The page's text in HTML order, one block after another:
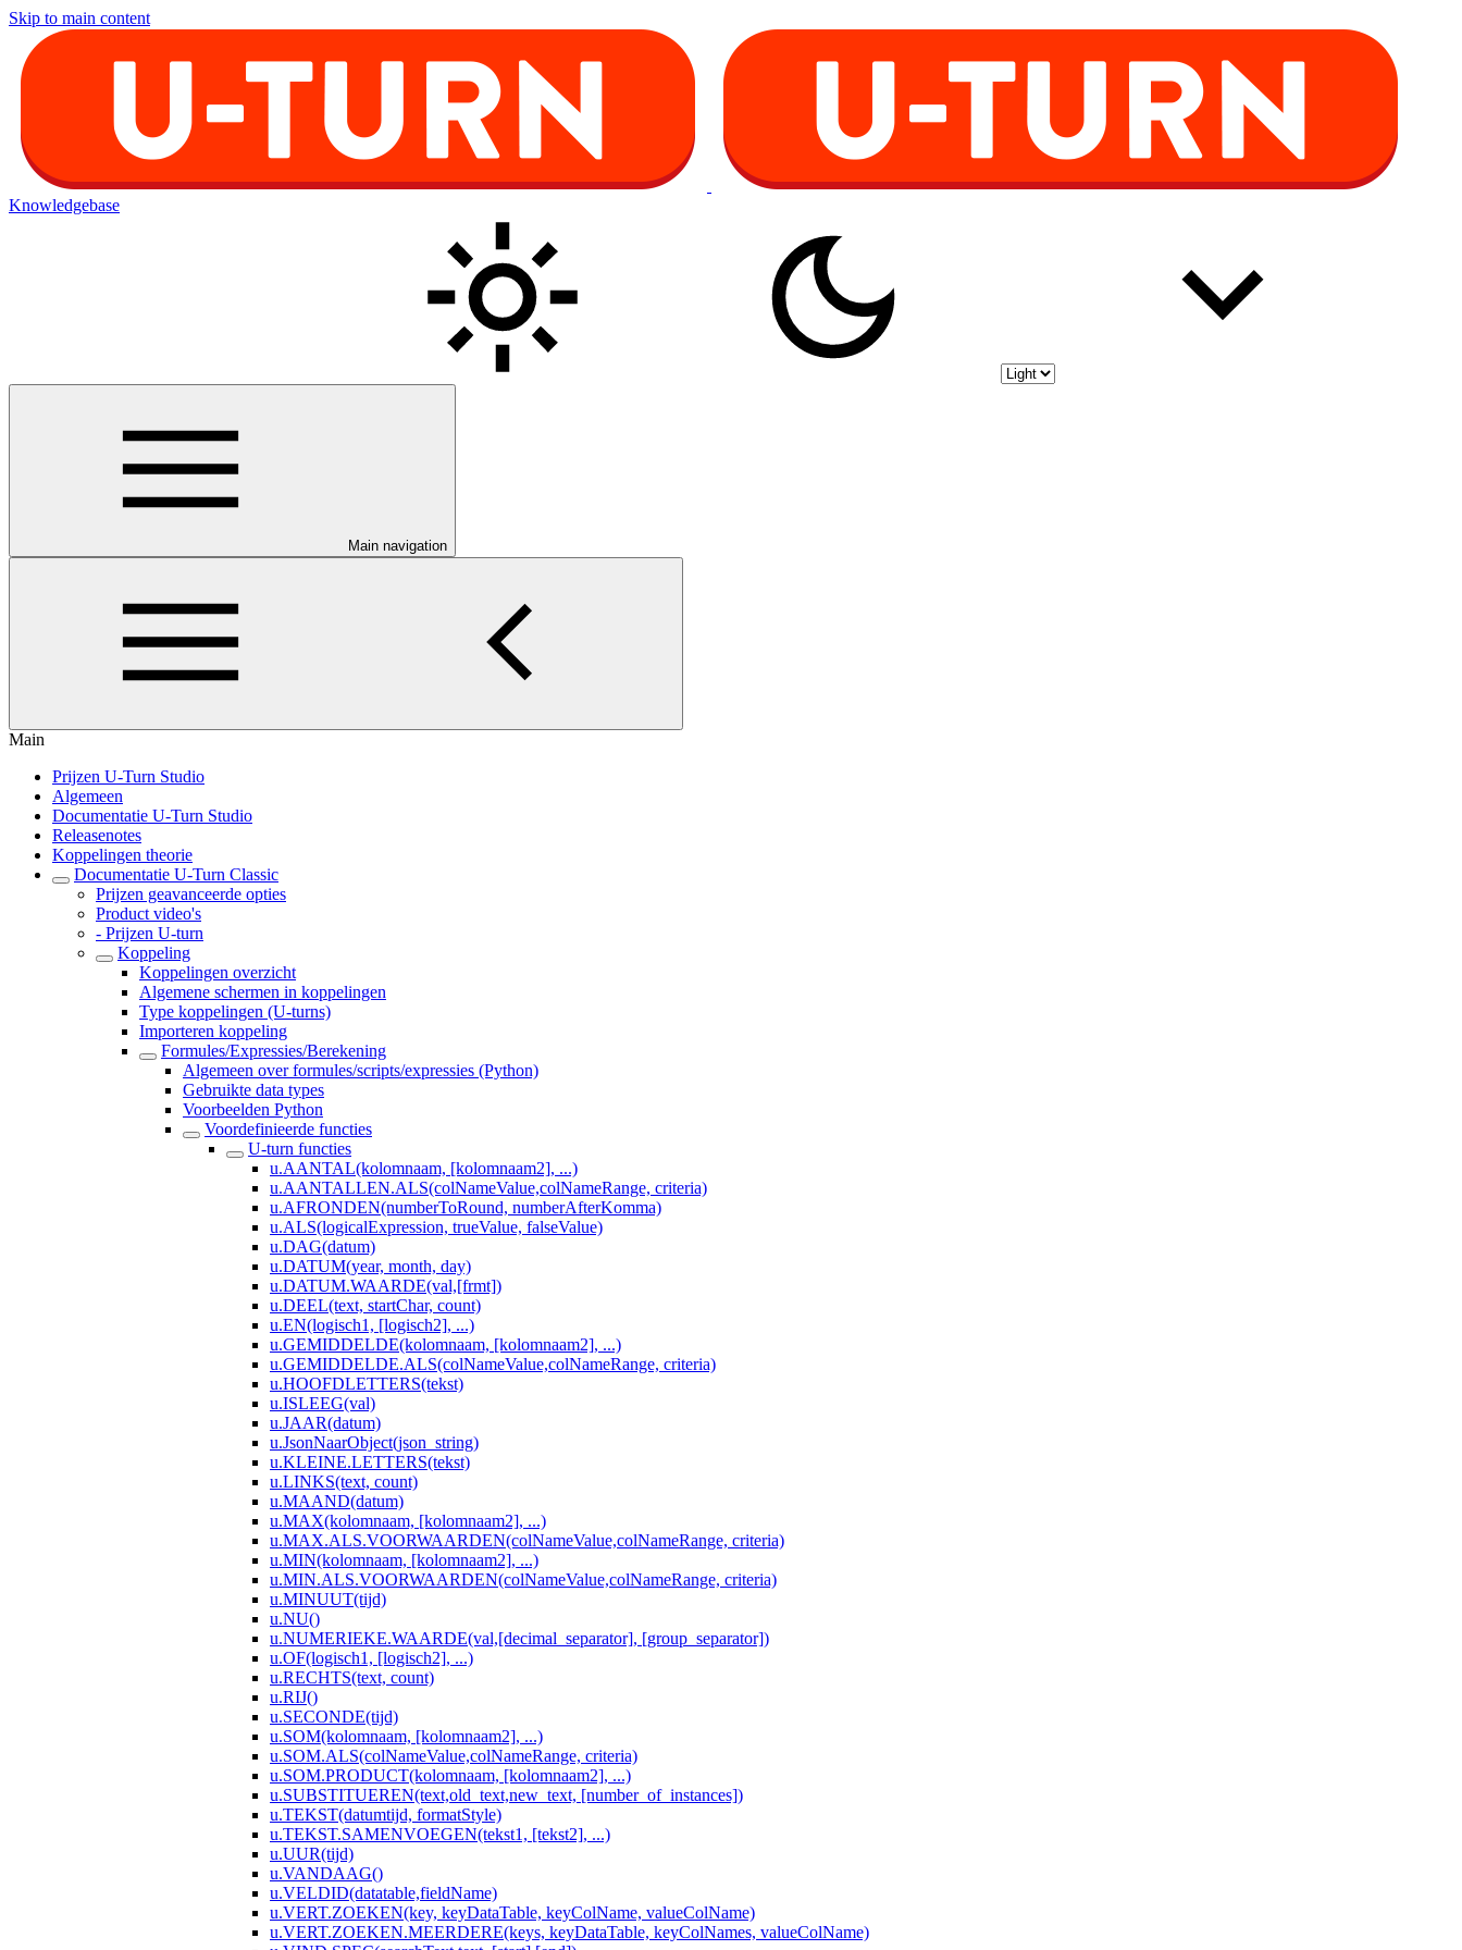
Skip to main content
Knowledgebase
Main navigation
Main
Prijzen U-Turn Studio
Algemeen
Documentatie U-Turn Studio
Releasenotes
Koppelingen theorie
Documentatie U-Turn Classic
Prijzen geavanceerde opties
Product video's
- Prijzen U-turn
Koppeling
Koppelingen overzicht
Algemene schermen in koppelingen
Type koppelingen (U-turns)
Importeren koppeling
Formules/Expressies/Berekening
Algemeen over formules/scripts/expressies (Python)
Gebruikte data types
Voorbeelden Python
Voordefinieerde functies
U-turn functies
u.AANTAL(kolomnaam, [kolomnaam2], ...)
u.AANTALLEN.ALS(colNameValue,colNameRange, criteria)
u.AFRONDEN(numberToRound, numberAfterKomma)
u.ALS(logicalExpression, trueValue, falseValue)
u.DAG(datum)
u.DATUM(year, month, day)
u.DATUM.WAARDE(val,[frmt])
u.DEEL(text, startChar, count)
u.EN(logisch1, [logisch2], ...)
u.GEMIDDELDE(kolomnaam, [kolomnaam2], ...)
u.GEMIDDELDE.ALS(colNameValue,colNameRange, criteria)
u.HOOFDLETTERS(tekst)
u.ISLEEG(val)
u.JAAR(datum)
u.JsonNaarObject(json_string)
u.KLEINE.LETTERS(tekst)
u.LINKS(text, count)
u.MAAND(datum)
u.MAX(kolomnaam, [kolomnaam2], ...)
u.MAX.ALS.VOORWAARDEN(colNameValue,colNameRange, criteria)
u.MIN(kolomnaam, [kolomnaam2], ...)
u.MIN.ALS.VOORWAARDEN(colNameValue,colNameRange, criteria)
u.MINUUT(tijd)
u.NU()
u.NUMERIEKE.WAARDE(val,[decimal_separator], [group_separator])
u.OF(logisch1, [logisch2], ...)
u.RECHTS(text, count)
u.RIJ()
u.SECONDE(tijd)
u.SOM(kolomnaam, [kolomnaam2], ...)
u.SOM.ALS(colNameValue,colNameRange, criteria)
u.SOM.PRODUCT(kolomnaam, [kolomnaam2], ...)
u.SUBSTITUEREN(text,old_text,new_text, [number_of_instances])
u.TEKST(datumtijd, formatStyle)
u.TEKST.SAMENVOEGEN(tekst1, [tekst2], ...)
u.UUR(tijd)
u.VANDAAG()
u.VELDID(datatable,fieldName)
u.VERT.ZOEKEN(key, keyDataTable, keyColName, valueColName)
u.VERT.ZOEKEN.MEERDERE(keys, keyDataTable, keyColNames, valueColName)